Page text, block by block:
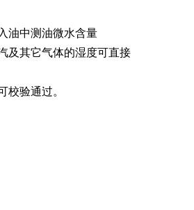
油中测油微水含量
及其它气体的湿度可直接
校验通过。